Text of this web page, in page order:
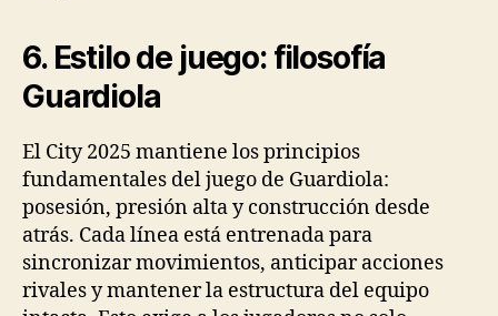
6. Estilo de juego: filosofía
Guardiola
El City 2025 mantiene los principios
fundamentales del juego de Guardiola:
posesión, presión alta y construcción desde
atrás. Cada línea está entrenada para
sincronizar movimientos, anticipar acciones
rivales y mantener la estructura del equipo